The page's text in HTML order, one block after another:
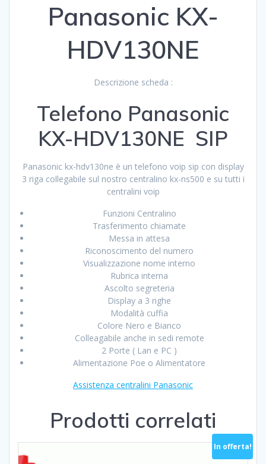
Panasonic KX-
HDV130NE
Descrizione scheda :
Telefono Panasonic
KX-HDV130NE SIP
Panasonic kx-hdv130ne è un telefono voip sip con display
3 riga collegabile sul nostro centralino kx-ns500 e su tutti i
centralini voip
Funzioni Centralino
Trasferimento chiamate
Messa in attesa
Riconoscimento del numero
Visualizzazione nome interno
Rubrica interna
Ascolto segreteria
Display a 3 righe
Modalità cuffia
Colore Nero e Bianco
Colleagabile anche in sedi remote
2 Porte ( Lan e PC )
Alimentazione Poe o Alimentatore
Assistenza centralini Panasonic
Prodotti correlati
In offerta!